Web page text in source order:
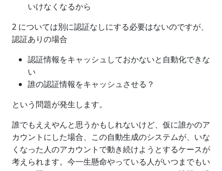
いけなくなるから
2 については別に認証なしにする必要はないのですが、
認証ありの場合
認証情報をキャッシュしておかないと自動化できな
い
誰の認証情報をキャッシュさせる？
という問題が発生します。
誰でもええやんと思うかもしれないけど、仮に誰かのア
カウントにした場合、この自動生成のシステムが、いな
くなった人のアカウントで動き続けようとするケースが
考えられます。今一生懸命やっている人がいつまでもい